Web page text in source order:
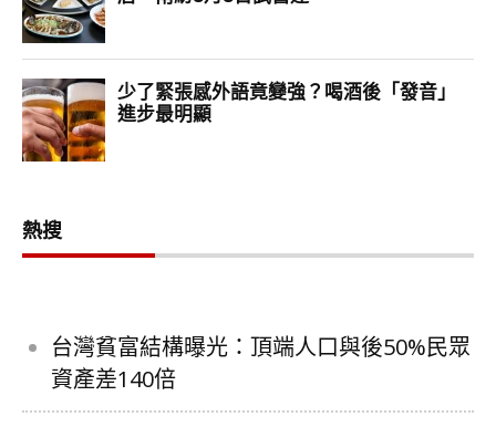
熱搜
台灣貧富結構曝光：頂端人口與後50%民眾
資產差140倍